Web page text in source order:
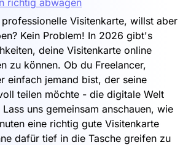
richtig abwägen
Visitenkarte, willst aber
Kein Problem! In 2026 gibt's
deine Visitenkarte online
zu können. Ob du Freelancer,
einfach jemand bist, der seine
teilen möchte - die digitale Welt
uns gemeinsam anschauen, wie
eine richtig gute Visitenkarte
dafür tief in die Tasche greifen zu